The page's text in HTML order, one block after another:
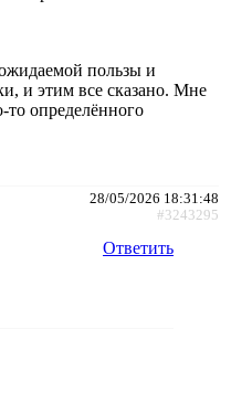
пользы и
и этим все сказано. Мне
то определённого
28/05/2026 18:31:48
#3243295
Ответить